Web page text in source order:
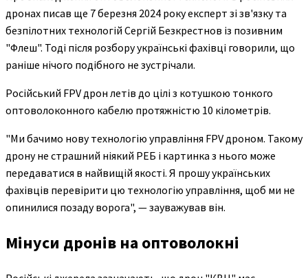
дронах писав ще 7 березня 2024 року експерт зі зв'язку та
безпілотних технологій Сергій Безкрестнов із позивним
"Флеш". Тоді після розбору українські фахівці говорили, що
раніше нічого подібного не зустрічали.
Російський FPV дрон летів до цілі з котушкою тонкого
оптоволоконного кабелю протяжністю 10 кілометрів.
"Ми бачимо нову технологію управління FPV дроном. Такому
дрону не страшний ніякий РЕБ і картинка з нього може
передаватися в найвищій якості. Я прошу українських
фахівців перевірити цю технологію управління, щоб ми не
опинилися позаду ворога", — зауважував він.
Мінуси дронів на оптоволокні